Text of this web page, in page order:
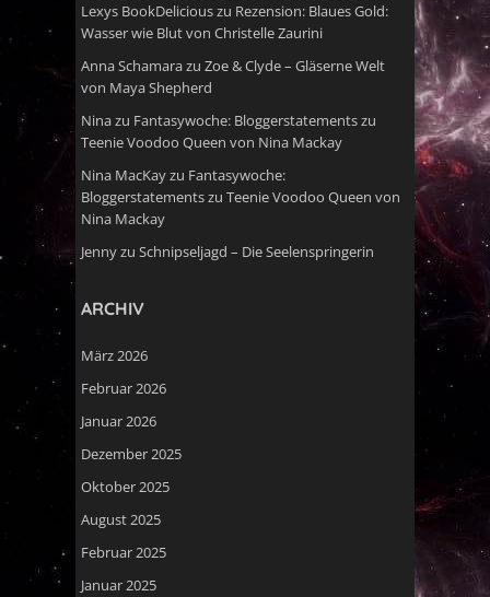
Lexys BookDeliciouszu Rezension: Blaues Gold:
Wasser wie Blut von Christelle Zaurini
Anna Schamarazu Zoe & Clyde – Gläserne Welt
von Maya Shepherd
Ninazu Fantasywoche: Bloggerstatements zu
Teenie Voodoo Queen von Nina Mackay
Nina MacKayzu Fantasywoche:
Bloggerstatements zu Teenie Voodoo Queen von
Nina Mackay
Jennyzu Schnipseljagd – Die Seelenspringerin
ARCHIV
März 2026
Februar 2026
Januar 2026
Dezember 2025
Oktober 2025
August 2025
Februar 2025
Januar 2025